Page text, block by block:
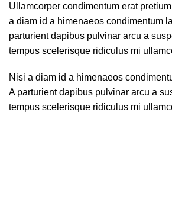
Ullamcorper condimentum erat
a diam id a himenaeos condimentum
parturient dapibus pulvinar arcu a
tempus scelerisque ridiculus mi
Nisi a diam id a himenaeos
A parturient dapibus pulvinar arcu a
tempus scelerisque ridiculus mi